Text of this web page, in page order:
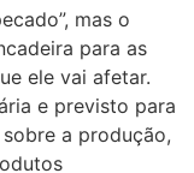
mas o
para as
ele vai afetar.
e previsto para
a produção,